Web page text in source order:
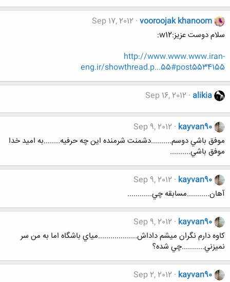
vooroojak khanoom
Sep 17, 2012
سلام دوست عزیز:w12:
http://www.www.www.iran-
eng.ir/showthread.p...55#post5534155
alikia
Sep 16, 2012
kayvan90
Sep 9, 2012
موفق باشي دوسم..........دشمنت شرمنده اين چه حرفيه........به اميد خدا
موفق باشي..........
kayvan90
Sep 9, 2012
آهان...........مسابقه چي............
kayvan90
Sep 9, 2012
كاوه دارم نگران ميشم داداش...................مياي باشگاه اما به من سر
نميزني...........چي شده؟
kayvan90
Sep 2, 2012